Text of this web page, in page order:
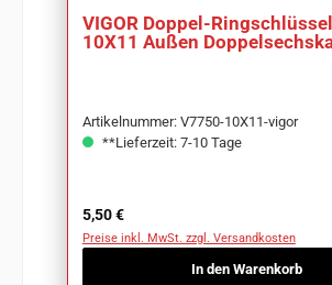
VIGOR Doppel-
10X11 Außen
Artikelnummer: V7750-10X11-vigor
**Lieferzeit: 7-10 Tage
Regulärer Preis:
5,50 €
Preise inkl. MwSt. zzgl. Versandkosten
In den Warenkorb